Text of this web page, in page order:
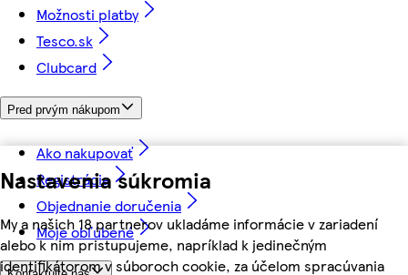
Nastavenia súkromia
My a našich 18 partnerov ukladáme informácie v zariadení
alebo k nim pristupujeme, napríklad k jedinečným
identifikátorom v súboroch cookie, za účelom spracúvania
Možnosti platby
Tesco.sk
Clubcard
Pred prvým nákupom
Ako nakupovať
Registrácia
Objednanie doručenia
Moje obľúbené